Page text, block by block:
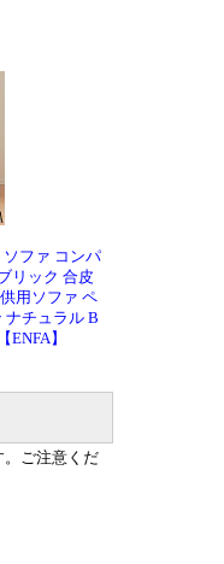
ファ コンパ
リック 合皮
用ソファ ペ
ナチュラル B
ENFA】
ご注意くだ